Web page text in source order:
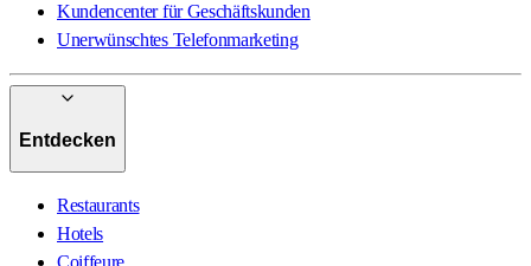
Kundencenter für Geschäftskunden
Unerwünschtes Telefonmarketing
Entdecken
Restaurants
Hotels